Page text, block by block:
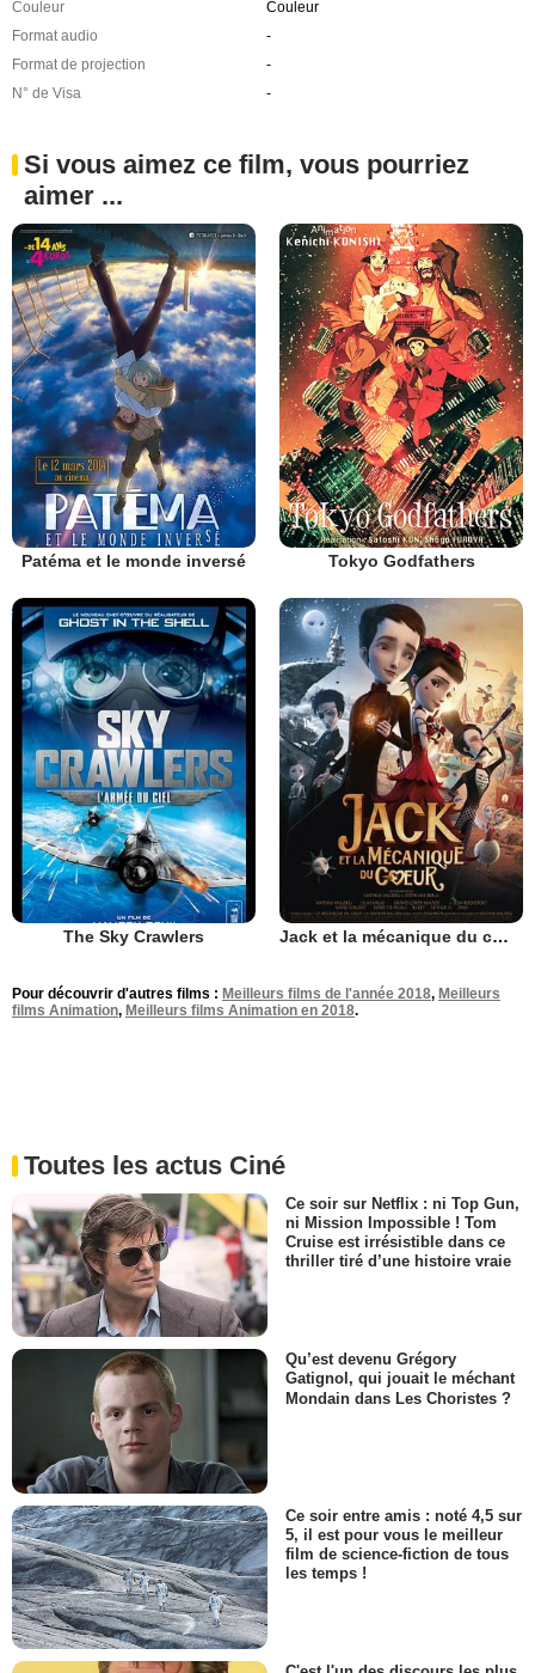
Couleur
Couleur
Format audio
-
Format de projection
-
N° de Visa
-
Si vous aimez ce film, vous pourriez
aimer ...
Patéma et le monde inversé Tokyo Godfathers
The Sky Crawlers Jack et la mécanique du cœur
Pour découvrir d'autres films : Meilleurs films de l'année 2018, Meilleurs
films Animation, Meilleurs films Animation en 2018.
Toutes les actus Ciné
Ce soir sur Netflix : ni Top Gun,
ni Mission Impossible ! Tom
Cruise est irrésistible dans ce
thriller tiré d’une histoire vraie
Qu’est devenu Grégory
Gatignol, qui jouait le méchant
Mondain dans Les Choristes ?
Ce soir entre amis : noté 4,5 sur
5, il est pour vous le meilleur
film de science-fiction de tous
les temps !